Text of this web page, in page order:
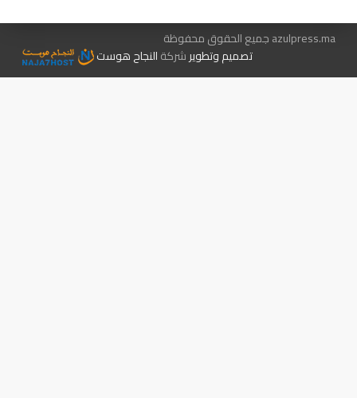
azulpress.ma جميع الحقوق محفوظة
تصميم وتطويرشركةالنجاح هوست